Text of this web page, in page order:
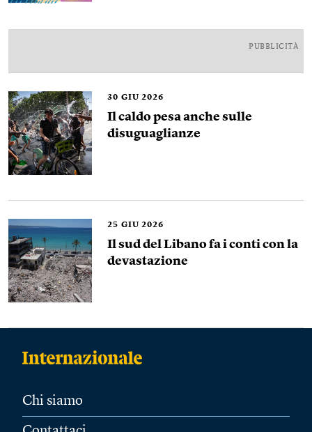
PUBBLICITÀ
30 GIU 2026
Il caldo pesa anche sulle
disuguaglianze
25 GIU 2026
Il sud del Libano fa i conti con la
devastazione
Chi siamo